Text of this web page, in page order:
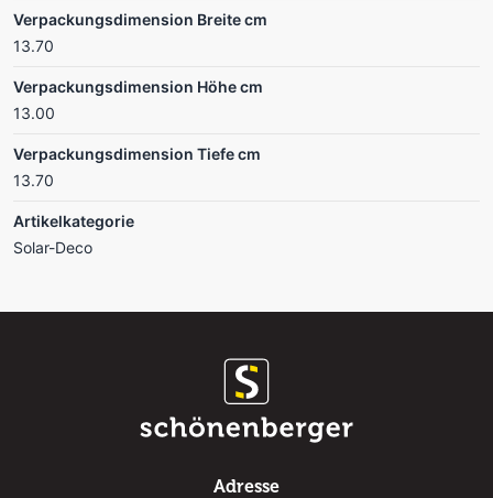
Verpackungsdimension Breite cm
13.70
Verpackungsdimension Höhe cm
13.00
Verpackungsdimension Tiefe cm
13.70
Artikelkategorie
Solar-Deco
Adresse